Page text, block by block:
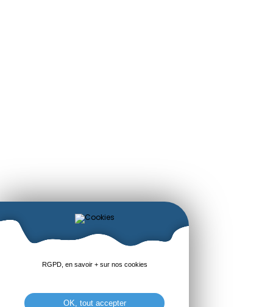
RGPD, en savoir + sur nos cookies
OK, tout accepter